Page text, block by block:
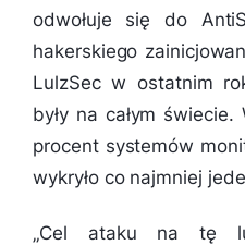
odwołuje się do
hakerskiego
LulzSec w ostatnim
były na całym
procent systemów
wykryło co najmniej
„Cel ataku na tę